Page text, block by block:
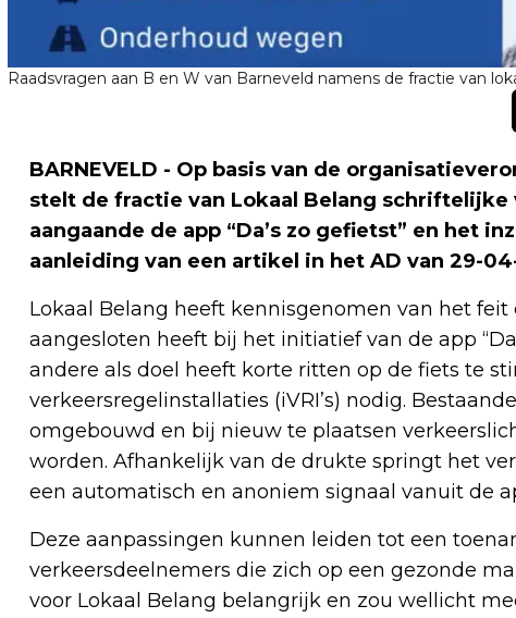
Raadsvragen aan B en W van Barneveld namens de fractie van
BARNEVELD - Op basis van de
stelt de fractie van Lokaal Belang
aangaande de app “Da’s zo gefietst” en het
aanleiding van een artikel in het AD van 29-
Lokaal Belang heeft kennisgenomen van het
aangesloten heeft bij het initiatief van de app
andere als doel heeft korte ritten op de fiets te
verkeersregelinstallaties (iVRI’s) nodig.
omgebouwd en bij nieuw te plaatsen
worden. Afhankelijk van de drukte springt het
een automatisch en anoniem signaal vanuit de
Deze aanpassingen kunnen leiden tot een
verkeersdeelnemers die zich op een gezonde
voor Lokaal Belang belangrijk en zou wellicht